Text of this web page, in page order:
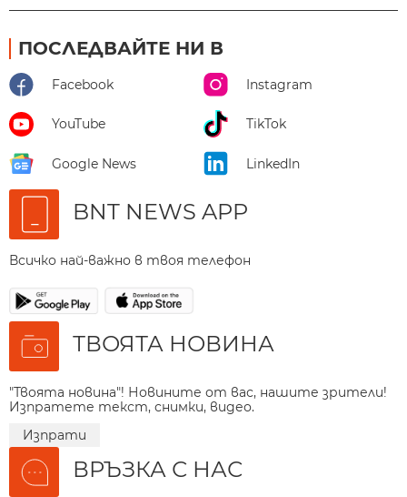
ПОСЛЕДВАЙТЕ НИ В
Facebook Instagram
YouTube TikTok
Google News LinkedIn
BNT NEWS APP
Всичко най-важно в твоя телефон
ТВОЯТА НОВИНА
"Твоята новина"! Новините от вас, нашите зрители!
Изпратете текст, снимки, видео.
Изпрати
ВРЪЗКА С НАС